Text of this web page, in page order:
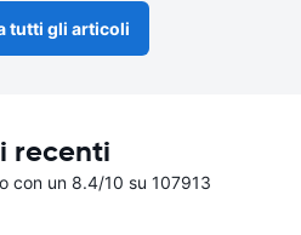
tutti gli articoli
recenti
con un 8.4/10 su 107913